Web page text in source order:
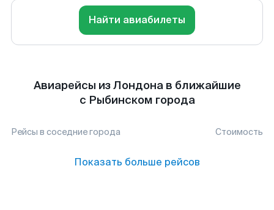
Найти авиабилеты
Авиарейсы из Лондона в ближайшие
с Рыбинском города
Рейсы в соседние города Стоимость
Показать больше рейсов